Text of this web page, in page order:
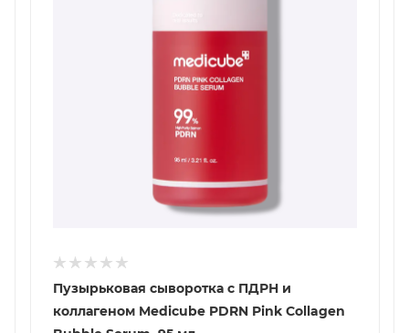
Пузырьковая сыворотка с ПДРН и
коллагеном Medicube PDRN Pink Collagen